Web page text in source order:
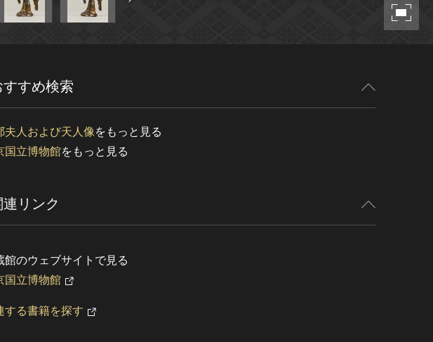
すすめ検索
夫人および天人像をもっと見る
国立博物館をもっと見る
連リンク
館のウェブサイトで見る
国立博物館
する書籍を探す